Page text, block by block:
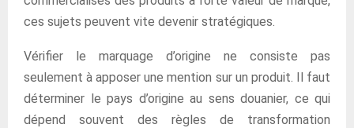
ces sujets peuvent vite devenir stratégiques.
Vérifier le marquage d’origine ne consiste pas
seulement à apposer une mention sur un produit. Il faut
déterminer le pays d’origine au sens douanier, ce qui
dépend souvent des règles de transformation